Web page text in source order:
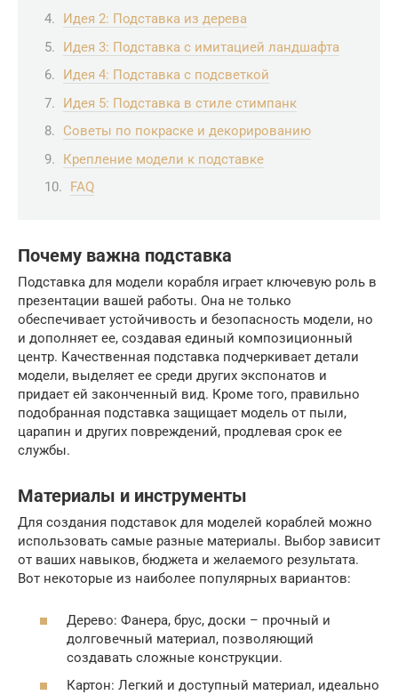
Идея 2: Подставка из дерева
Идея 3: Подставка с имитацией ландшафта
Идея 4: Подставка с подсветкой
Идея 5: Подставка в стиле стимпанк
Советы по покраске и декорированию
Крепление модели к подставке
FAQ
Почему важна подставка
Подставка для модели корабля играет ключевую роль в
презентации вашей работы. Она не только
обеспечивает устойчивость и безопасность модели, но
и дополняет ее, создавая единый композиционный
центр. Качественная подставка подчеркивает детали
модели, выделяет ее среди других экспонатов и
придает ей законченный вид. Кроме того, правильно
подобранная подставка защищает модель от пыли,
царапин и других повреждений, продлевая срок ее
службы.
Материалы и инструменты
Для создания подставок для моделей кораблей можно
использовать самые разные материалы. Выбор зависит
от ваших навыков, бюджета и желаемого результата.
Вот некоторые из наиболее популярных вариантов:
Дерево: Фанера, брус, доски – прочный и
долговечный материал, позволяющий
создавать сложные конструкции.
Картон: Легкий и доступный материал, идеально